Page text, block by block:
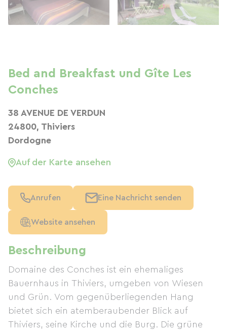
Beschreibung
Domaine des Conches ist ein ehemaliges
Bauernhaus in Thiviers, umgeben von Wiesen
und Grün. Vom gegenüberliegenden Hang
bietet sich ein atemberaubender Blick auf
Thiviers, seine Kirche und die Burg. Die grüne
Bed and Breakfast und Gîte Les
Conches
38 AVENUE DE VERDUN
24800, Thiviers
Dordogne
Auf der Karte ansehen
Anrufen Eine Nachricht senden
Website ansehen